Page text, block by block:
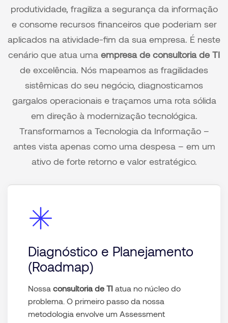
produtividade, fragiliza a segurança da informação
e consome recursos financeiros que poderiam ser
aplicados na atividade-fim da sua empresa. É neste
cenário que atua uma empresa de consultoria de TI
de excelência. Nós mapeamos as fragilidades
sistêmicas do seu negócio, diagnosticamos
gargalos operacionais e traçamos uma rota sólida
em direção à modernização tecnológica.
Transformamos a Tecnologia da Informação –
antes vista apenas como uma despesa – em um
ativo de forte retorno e valor estratégico.
Diagnóstico e Planejamento
(Roadmap)
Nossa consultoria de TI atua no núcleo do
problema. O primeiro passo da nossa
metodologia envolve um Assessment